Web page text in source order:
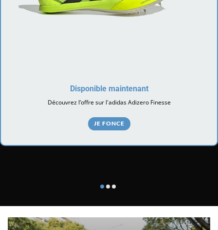
Disponible maintenant
Découvrez l’offre sur l'adidas Adizero Finesse
JE FONCE